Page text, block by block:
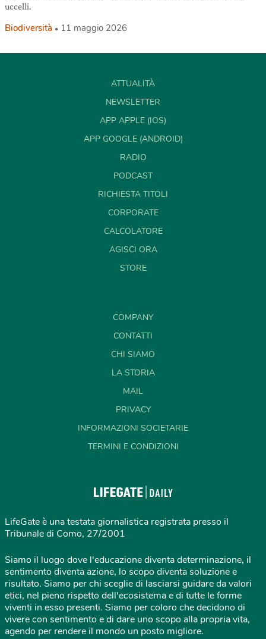
uccelli.
Biodiversità 11 maggio 2026
ATTUALITÀ
NEWSLETTER
APP APPLE (IOS)
APP GOOGLE (ANDROID)
RADIO
PODCAST
RICHIESTA TITOLI
CORPORATE
CALCOLATORE
AGISCI ORA
STORE
COMPANY
CONTATTI
CHI SIAMO
LA STORIA
MAIL
PRIVACY
INFORMAZIONI SOCIETARIE
TERMINI E CONDIZIONI
LifeGate è una testata giornalistica registrata presso il
Tribunale di Como, 27/2001
Siamo il luogo dove l'educazione diventa determinazione, il
sentimento diventa azione, lo scopo diventa soluzione e
risultato. Siamo per chi sceglie di lasciarsi guidare da valori
etici, nel pieno rispetto dell'ecosistema e di tutte le forme
viventi in esso presenti. Siamo per coloro che decidono di
vivere con sentimento e di dare uno scopo alla propria vita,
agendo per rendere il mondo un posto migliore.